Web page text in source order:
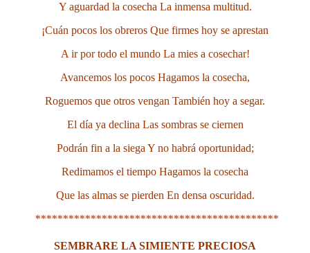
Y aguardad la cosecha La inmensa multitud.
¡Cuán pocos los obreros Que firmes hoy se aprestan
A ir por todo el mundo La mies a cosechar!
Avancemos los pocos Hagamos la cosecha,
Roguemos que otros vengan También hoy a segar.
El día ya declina Las sombras se ciernen
Podrán fin a la siega Y no habrá oportunidad;
Redimamos el tiempo Hagamos la cosecha
Que las almas se pierden En densa oscuridad.
********************************************
SEMBRARE LA SIMIENTE PRECIOSA